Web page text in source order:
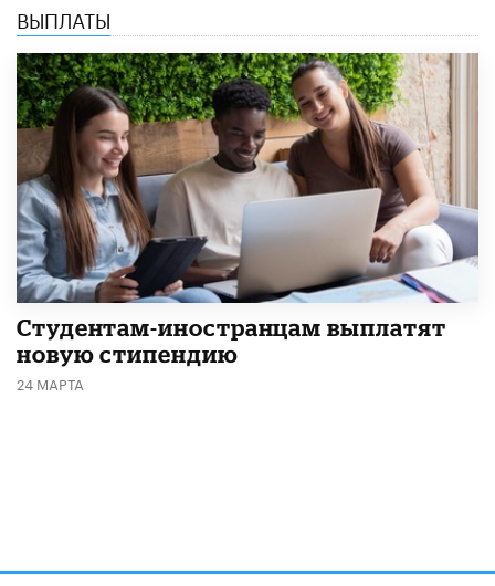
ВЫПЛАТЫ
Студентам-иностранцам выплатят
новую стипендию
24 МАРТА